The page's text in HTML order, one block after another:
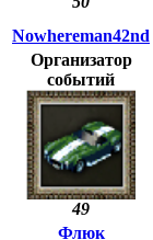
Nowhereman42nd
Организатор
событий
49
Флюк